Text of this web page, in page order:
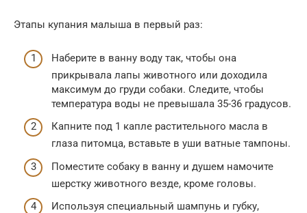
Этапы купания малыша в первый раз:
Наберите в ванну воду так, чтобы она
прикрывала лапы животного или доходила
максимум до груди собаки. Следите, чтобы
температура воды не превышала 35-36 градусов.
Капните под 1 капле растительного масла в
глаза питомца, вставьте в уши ватные тампоны.
Поместите собаку в ванну и душем намочите
шерстку животного везде, кроме головы.
Используя специальный шампунь и губку,